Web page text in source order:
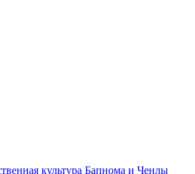
культура Бапнома и Ченлы